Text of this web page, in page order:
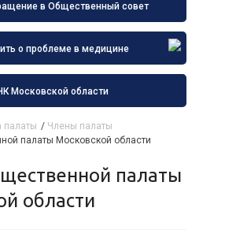
в Общественный совет
о проблеме в медицине
Московской области
палаты / Члены палаты
палаты Московской области
области